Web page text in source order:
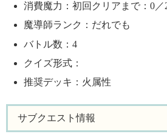
消費魔力：初回クリアまで：0／
魔導師ランク：だれでも
バトル数：4
クイズ形式：
推奨デッキ：火属性
サブクエスト情報